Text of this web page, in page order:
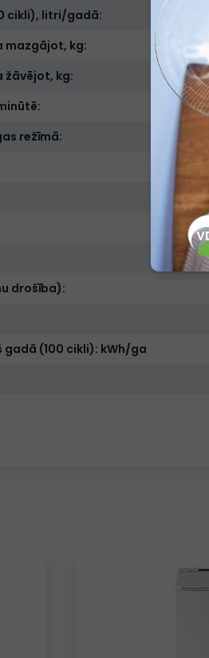
cikli), litri/gadā:
mazgājot, kg:
žāvējot, kg:
režīmā:
drošība):
(100 cikli): kWh/ga